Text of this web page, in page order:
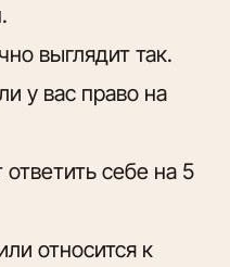
выглядит так.
у вас право на
себе на 5
относится к